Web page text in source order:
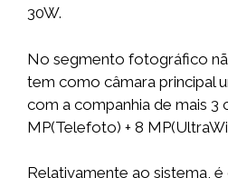
30W.
No segmento fotográfico
tem como câmara principal
com a companhia de mais 3
MP(Telefoto) + 8
Relativamente ao sistema,